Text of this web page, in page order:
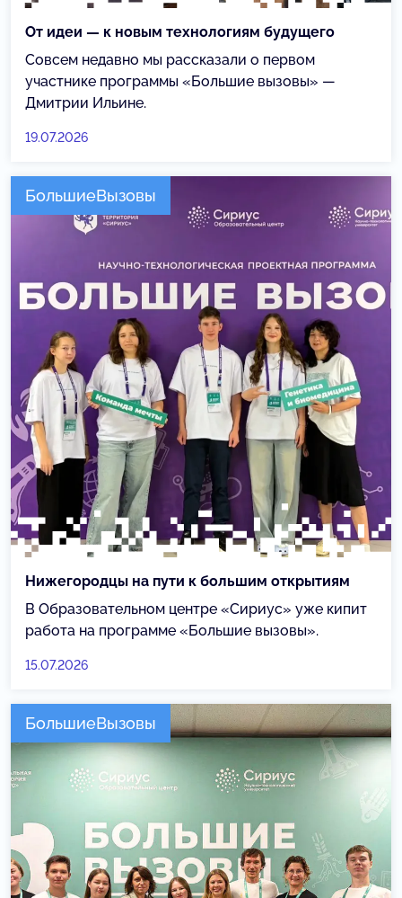
От идеи — к новым технологиям будущего
Совсем недавно мы рассказали о первом
участнике программы «Большие вызовы» —
Дмитрии Ильине.
19.07.2026
БольшиеВызовы
Нижегородцы на пути к большим открытиям
В Образовательном центре «Сириус» уже кипит
работа на программе «Большие вызовы».
15.07.2026
БольшиеВызовы